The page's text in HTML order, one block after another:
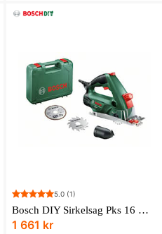
5.0 (1)
Bosch DIY Sirkelsag Pks 16 Multi
1 661 kr